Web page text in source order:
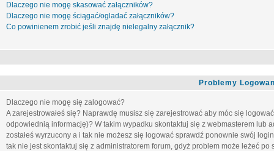
Dlaczego nie mogę skasować załączników?
Dlaczego nie mogę ściągać/ogladać załączników?
Co powinienem zrobić jeśli znajdę nielegalny załącznik?
Problemy
Dlaczego nie mogę się zalogować?
A zarejestrowałeś się? Naprawdę musisz się zarejestrować aby móc się
odpowiednią informację)? W takim wypadku skontaktuj się z webmasterem lub
zostałeś wyrzucony a i tak nie możesz się logować sprawdź ponownie swój
tak nie jest skontaktuj się z administratorem forum, gdyż problem może leżeć po